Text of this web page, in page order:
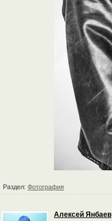
Раздел: Фотография
Алексей Янбаев